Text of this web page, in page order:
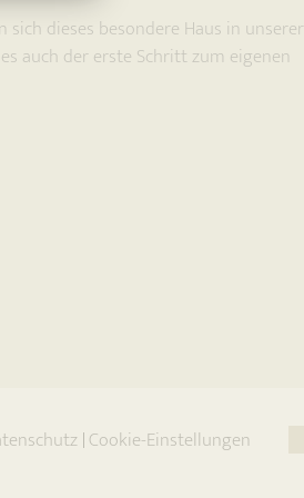
dieses besondere Haus in unserer
auch der erste Schritt zum eigenen
Cookie-Einstellungen